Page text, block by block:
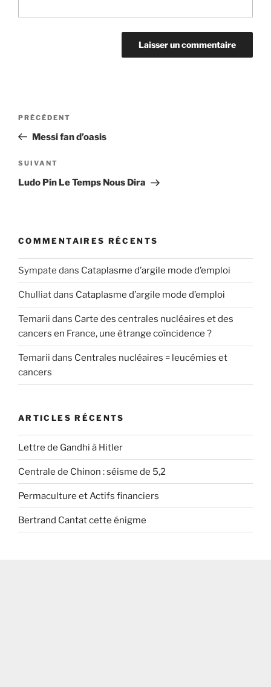
Navigation
l’article
Article
précédent
PRÉCÉDENT
Messi fan d’oasis
Article
suivant
SUIVANT
Ludo Pin Le Temps Nous Dira
COMMENTAIRES RÉCENTS
Sympate dans Cataplasme d’argile mode d’emploi
Chulliatdans Cataplasme d’argile mode d’emploi
Temarii dans Carte des centrales nucléaires et des
cancers en France, une étrange coïncidence ?
Temarii dans Centrales nucléaires = leucémies et
cancers
ARTICLES RÉCENTS
Lettre de Gandhi à Hitler
Centrale de Chinon : séisme de 5,2
Permaculture et Actifs financiers
Bertrand Cantat cette énigme